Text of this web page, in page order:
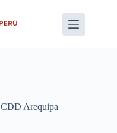
CDD Arequipa